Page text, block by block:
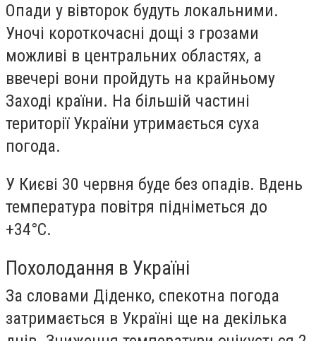
Опади у вівторок будуть локальними.
Уночі короткочасні дощі з грозами
можливі в центральних областях, а
ввечері вони пройдуть на крайньому
Заході країни. На більшій частині
території України утримається суха
погода.
У Києві 30 червня буде без опадів. Вдень
температура повітря підніметься до
+34°С.
Похолодання в Україні
За словами Діденко, спекотна погода
затримається в Україні ще на декілька